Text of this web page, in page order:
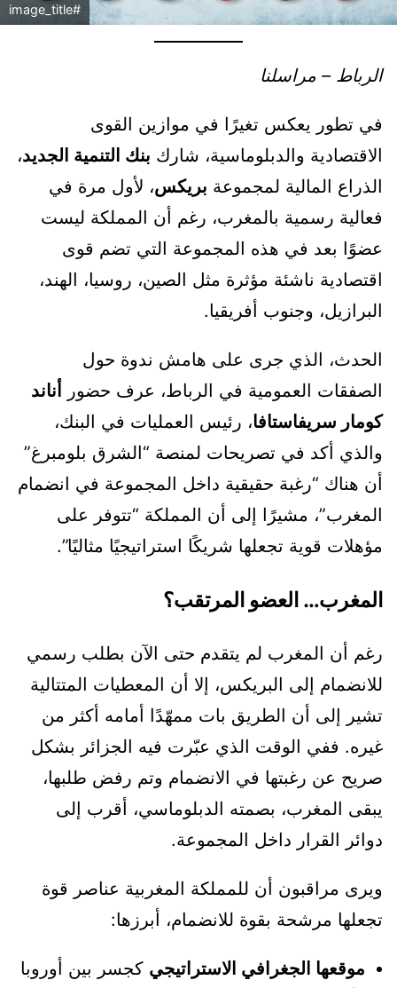
#image_title
الرباط – مراسلنا
في تطور يعكس تغيرًا في موازين القوى
الاقتصادية والدبلوماسية، شارك بنك التنمية الجديد،
الذراع المالية لمجموعة بريكس، لأول مرة في
فعالية رسمية بالمغرب، رغم أن المملكة ليست
عضوًا بعد في هذه المجموعة التي تضم قوى
اقتصادية ناشئة مؤثرة مثل الصين، روسيا، الهند،
البرازيل، وجنوب أفريقيا.
الحدث، الذي جرى على هامش ندوة حول
الصفقات العمومية في الرباط، عرف حضور
أناند
كومار سريفاستافا، رئيس العمليات في البنك،
والذي أكد في تصريحات لمنصة “الشرق بلومبرغ”
أن هناك “رغبة حقيقية داخل المجموعة في انضمام
المغرب”، مشيرًا إلى أن المملكة “تتوفر على
مؤهلات قوية تجعلها شريكًا استراتيجيًا مثاليًا”.
المغرب… العضو المرتقب؟
رغم أن المغرب لم يتقدم حتى الآن بطلب رسمي
للانضمام إلى البريكس، إلا أن المعطيات المتتالية
تشير إلى أن الطريق بات ممهّدًا أمامه أكثر من
غيره. ففي الوقت الذي عبّرت فيه الجزائر بشكل
صريح عن رغبتها في الانضمام وتم رفض طلبها،
يبقى المغرب، بصمته الدبلوماسي، أقرب إلى
دوائر القرار داخل المجموعة.
ويرى مراقبون أن للمملكة المغربية عناصر قوة
تجعلها مرشحة بقوة للانضمام، أبرزها:
موقعها الجغرافي الاستراتيجي كجسر بين أوروبا